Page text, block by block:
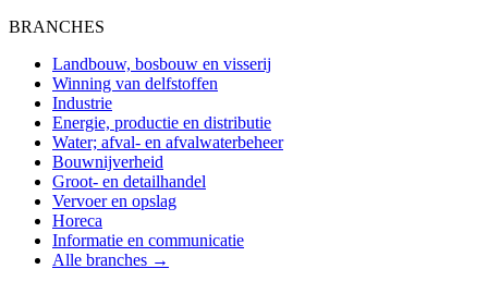
BRANCHES
Landbouw, bosbouw en visserij
Winning van delfstoffen
Industrie
Energie, productie en distributie
Water; afval- en afvalwaterbeheer
Bouwnijverheid
Groot- en detailhandel
Vervoer en opslag
Horeca
Informatie en communicatie
Alle branches →